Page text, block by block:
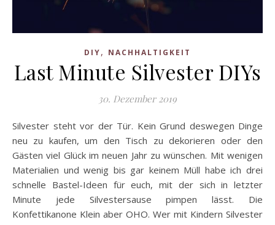
DIY, NACHHALTIGKEIT
Last Minute Silvester DIYs
30. Dezember 2019
Silvester steht vor der Tür. Kein Grund deswegen Dinge
neu zu kaufen, um den Tisch zu dekorieren oder den
Gästen viel Glück im neuen Jahr zu wünschen. Mit wenigen
Materialien und wenig bis gar keinem Müll habe ich drei
schnelle Bastel-Ideen für euch, mit der sich in letzter
Minute jede Silvestersause pimpen lässt. Die
Konfettikanone Klein aber OHO. Wer mit Kindern Silvester